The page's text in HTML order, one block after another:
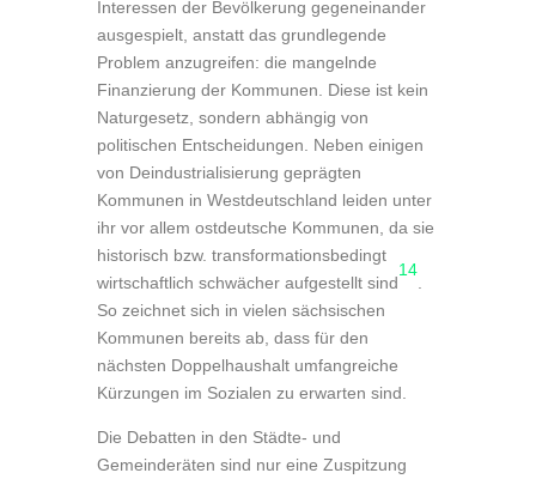
Interessen der Bevölkerung gegeneinander
ausgespielt, anstatt das grundlegende
Problem anzugreifen: die mangelnde
Finanzierung der Kommunen. Diese ist kein
Naturgesetz, sondern abhängig von
politischen Entscheidungen. Neben einigen
von Deindustrialisierung geprägten
Kommunen in Westdeutschland leiden unter
ihr vor allem ostdeutsche Kommunen, da sie
historisch bzw. transformationsbedingt
wirtschaftlich schwächer aufgestellt sind
14
So zeichnet sich in vielen sächsischen
Kommunen bereits ab, dass für den
nächsten Doppelhaushalt umfangreiche
Kürzungen im Sozialen zu erwarten sind.
Die Debatten in den Städte- und
Gemeinderäten sind nur eine Zuspitzung